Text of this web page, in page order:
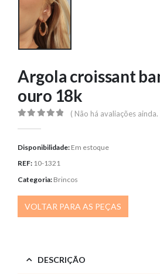
Argola croissant
ouro 18k
( Não há avaliações ainda.
Disponibilidade: Em estoque
REF: 10-1321
Categoria: Brincos
VOLTAR PARA AS PEÇAS
DESCRIÇÃO